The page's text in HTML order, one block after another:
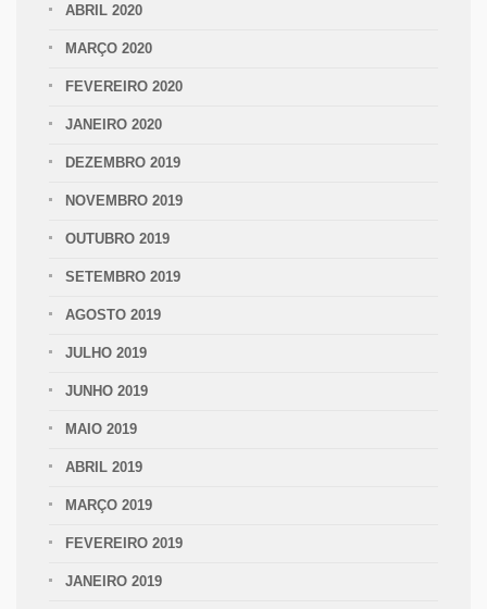
ABRIL 2020
MARÇO 2020
FEVEREIRO 2020
JANEIRO 2020
DEZEMBRO 2019
NOVEMBRO 2019
OUTUBRO 2019
SETEMBRO 2019
AGOSTO 2019
JULHO 2019
JUNHO 2019
MAIO 2019
ABRIL 2019
MARÇO 2019
FEVEREIRO 2019
JANEIRO 2019